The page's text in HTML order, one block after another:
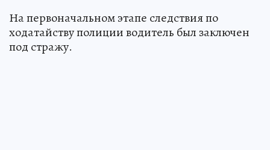
На первоначальном этапе следствия по
ходатайству полиции водитель был заключен
под стражу.